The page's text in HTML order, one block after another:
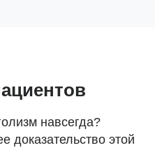
навсегда?
доказательство этой